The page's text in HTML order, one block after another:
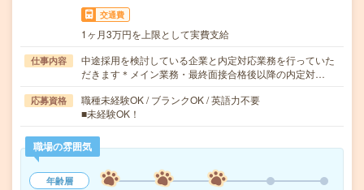
交通費
1ヶ月3万円を上限として実費支給
仕事内容
中途採用を検討している企業と内定対応業務を行っていた
だきます＊メイン業務・最終面接合格後以降の内定対…
応募資格
職種未経験OK / ブランクOK / 英語力不要
■未経験OK！
職場の雰囲気
年齢層